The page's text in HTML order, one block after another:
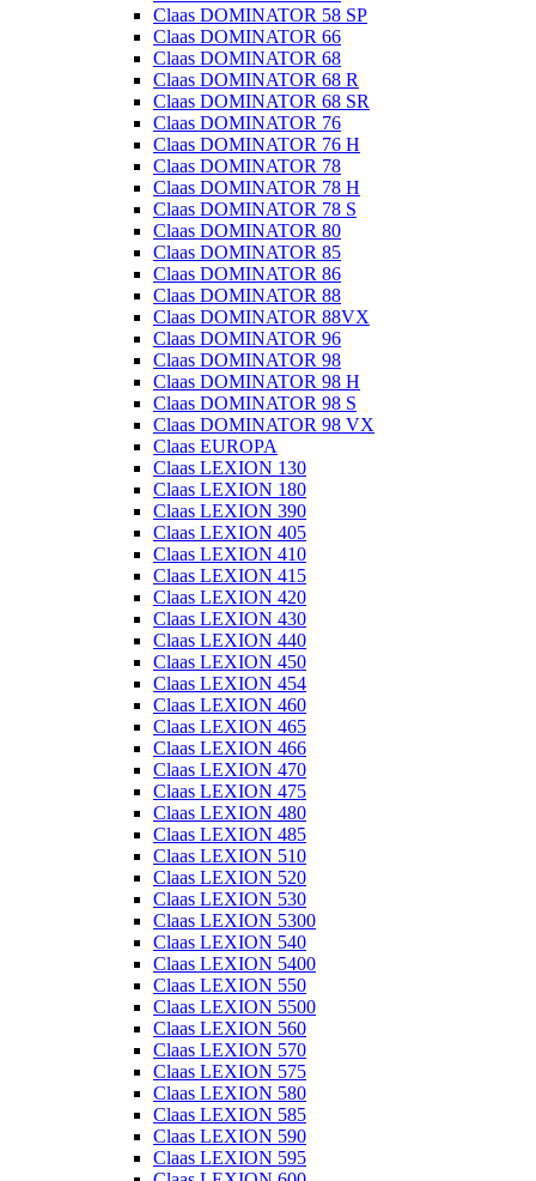
Claas DOMINATOR 58 SP
Claas DOMINATOR 66
Claas DOMINATOR 68
Claas DOMINATOR 68 R
Claas DOMINATOR 68 SR
Claas DOMINATOR 76
Claas DOMINATOR 76 H
Claas DOMINATOR 78
Claas DOMINATOR 78 H
Claas DOMINATOR 78 S
Claas DOMINATOR 80
Claas DOMINATOR 85
Claas DOMINATOR 86
Claas DOMINATOR 88
Claas DOMINATOR 88VX
Claas DOMINATOR 96
Claas DOMINATOR 98
Claas DOMINATOR 98 H
Claas DOMINATOR 98 S
Claas DOMINATOR 98 VX
Claas EUROPA
Claas LEXION 130
Claas LEXION 180
Claas LEXION 390
Claas LEXION 405
Claas LEXION 410
Claas LEXION 415
Claas LEXION 420
Claas LEXION 430
Claas LEXION 440
Claas LEXION 450
Claas LEXION 454
Claas LEXION 460
Claas LEXION 465
Claas LEXION 466
Claas LEXION 470
Claas LEXION 475
Claas LEXION 480
Claas LEXION 485
Claas LEXION 510
Claas LEXION 520
Claas LEXION 530
Claas LEXION 5300
Claas LEXION 540
Claas LEXION 5400
Claas LEXION 550
Claas LEXION 5500
Claas LEXION 560
Claas LEXION 570
Claas LEXION 575
Claas LEXION 580
Claas LEXION 585
Claas LEXION 590
Claas LEXION 595